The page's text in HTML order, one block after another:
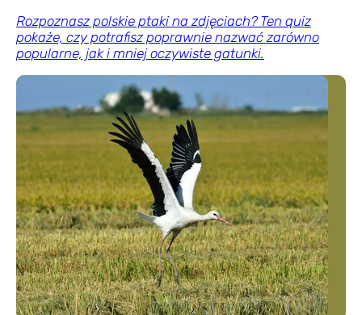
Rozpoznasz polskie ptaki na zdjęciach? Ten quiz
pokaże, czy potrafisz poprawnie nazwać zarówno
popularne, jak i mniej oczywiste gatunki.